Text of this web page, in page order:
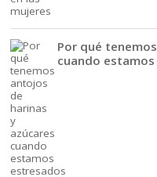
Por qué
cuando